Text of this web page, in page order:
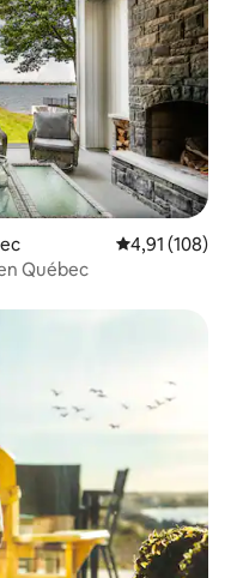
Évaluation
4,91 (108)
Québec